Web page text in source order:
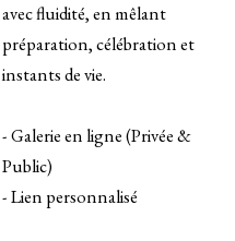
avec fluidité, en mêlant
préparation, célébration et
instants de vie.
- Galerie en ligne (Privée &
Public)
- Lien personnalisé